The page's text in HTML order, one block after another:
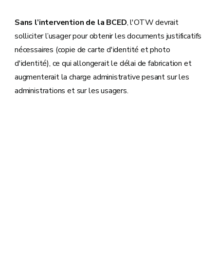
Sans l’intervention de la BCED, l'OTW devrait
solliciter l’usager pour obtenir les documents justificatifs
nécessaires (copie de carte d'identité et photo
d'identité), ce qui allongerait le délai de fabrication et
augmenterait la charge administrative pesant sur les
administrations et sur les usagers.